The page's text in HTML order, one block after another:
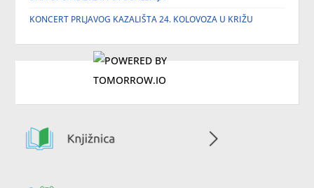
KONCERT PRLJAVOG KAZALIŠTA 24. KOLOVOZA U KRIŽU